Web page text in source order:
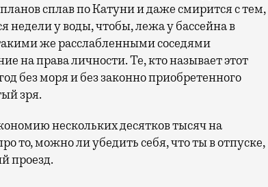
сплав по Катуни и даже смирится с тем,
у воды, чтобы, лежа у бассейна в
же расслабленными соседями
на права личности. Те, кто называет этот
без моря и без законно приобретенного
зря.
нескольких десятков тысяч на
то, можно ли убедить себя, что ты в отпуске,
проезд.